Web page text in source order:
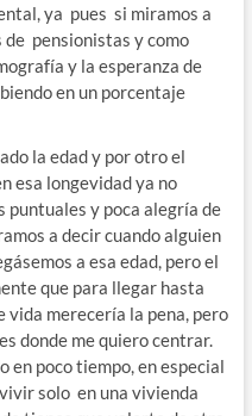
ya pues si miramos a
de pensionistas y como
y la esperanza de
en un porcentaje
la edad y por otro el
esa longevidad ya no
y poca alegría de
a decir cuando alguien
a esa edad, pero el
que para llegar hasta
vida merecería la pena, pero
donde me quiero centrar.
en poco tiempo, en especial
solo en una vivienda